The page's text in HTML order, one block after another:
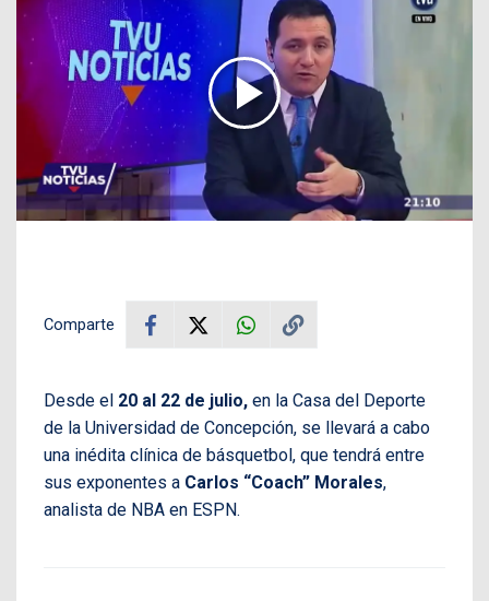
Comparte
Desde el 20 al 22 de julio, en la Casa del Deporte
de la Universidad de Concepción, se llevará a cabo
una inédita clínica de básquetbol, que tendrá entre
sus exponentes a Carlos “Coach” Morales,
analista de NBA en ESPN.